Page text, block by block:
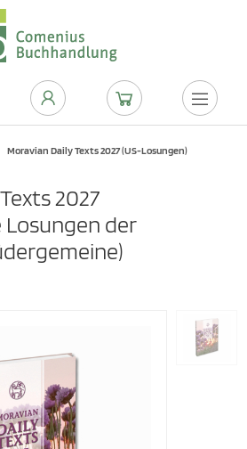
Moravian Daily Texts 2027 (US-Losungen)
2027
der